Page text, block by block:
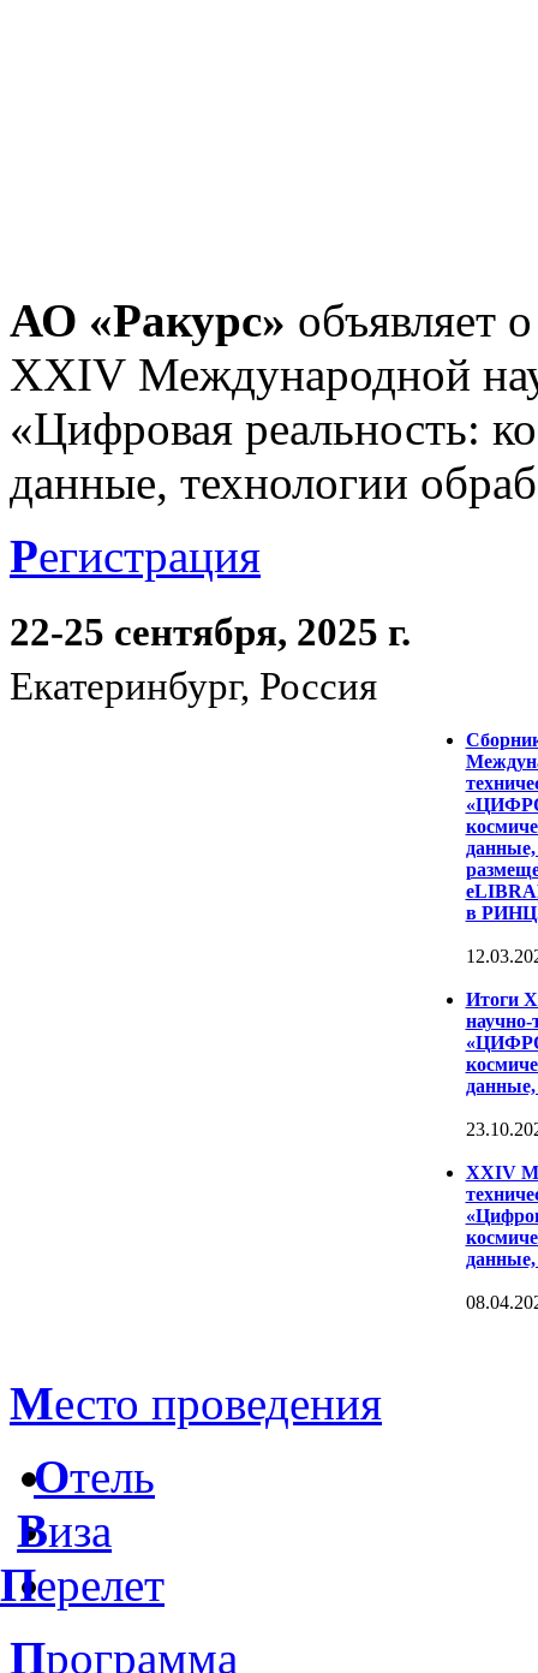
АО «Ракурс» объявляет
XXIV Международной
«Цифровая реальность:
данные, технологии
Регистрация
22-25 сентября, 2025 г.
Екатеринбург, Россия
данные,
в
Итоги
научно-
данные,
XXIV
данные,
Место проведения
Отель
Виза
Перелет
Программа